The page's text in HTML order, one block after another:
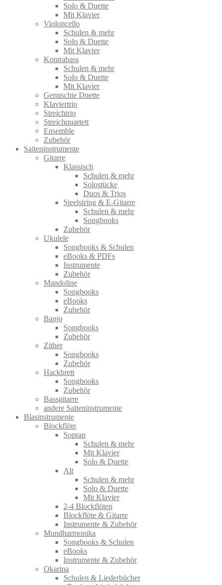
Solo & Duette
Mit Klavier
Violoncello
Schulen & mehr
Solo & Duette
Mit Klavier
Kontrabass
Schulen & mehr
Solo & Duette
Mit Klavier
Gemischte Duette
Klaviertrio
Streichtrio
Streichquartett
Ensemble
Zubehör
Saiteninstrumente
Gitarre
Klassisch
Schulen & mehr
Solostücke
Duos & Trios
Steelstring & E-Gitarre
Schulen & mehr
Songbooks
Zubehör
Ukulele
Songbooks & Schulen
eBooks & PDFs
Instrumente
Zubehör
Mandoline
Songbooks
eBooks
Zubehör
Banjo
Songbooks
Zubehör
Zither
Songbooks
Zubehör
Hackbrett
Songbooks
Zubehör
Bassgitarre
andere Saiteninstrumente
Blasinstrumente
Blockflöte
Sopran
Schulen & mehr
Mit Klavier
Solo & Duette
Alt
Schulen & mehr
Solo & Duette
Mit Klavier
2-4 Blockflöten
Blockflöte & Gitarre
Instrumente & Zubehör
Mundharmonika
Songbooks & Schulen
eBooks
Instrumente & Zubehör
Okarina
Schulen & Liederbücher